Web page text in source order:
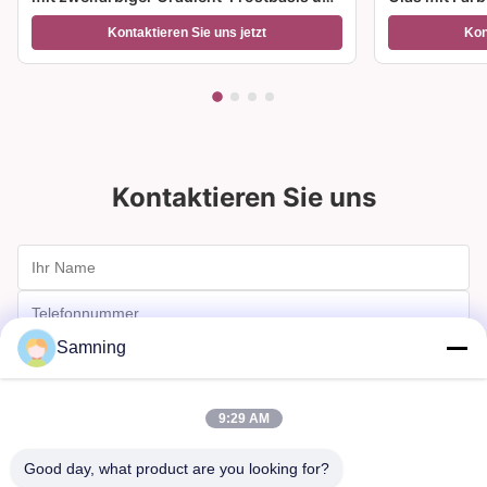
300 ml Kapazität für Weincocktails und
WohnkulturKontaktieren Sie uns jetzt
Geschenke
Kontaktieren Sie uns
Samning
9:29 AM
Good day, what product are you looking for?